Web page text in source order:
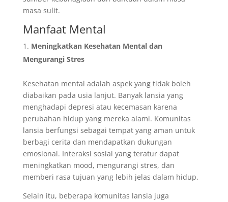
masa sulit.
Manfaat Mental
Meningkatkan Kesehatan Mental dan
Mengurangi Stres
Kesehatan mental adalah aspek yang tidak boleh
diabaikan pada usia lanjut. Banyak lansia yang
menghadapi depresi atau kecemasan karena
perubahan hidup yang mereka alami. Komunitas
lansia berfungsi sebagai tempat yang aman untuk
berbagi cerita dan mendapatkan dukungan
emosional. Interaksi sosial yang teratur dapat
meningkatkan mood, mengurangi stres, dan
memberi rasa tujuan yang lebih jelas dalam hidup.
Selain itu, beberapa komunitas lansia juga